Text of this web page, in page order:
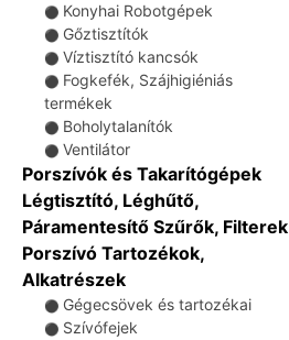
⚫ Konyhai Robotgépek
⚫ Gőztisztítók
⚫ Víztisztító kancsók
⚫ Fogkefék, Szájhigiéniás
termékek
⚫ Boholytalanítók
⚫ Ventilátor
Porszívók és Takarítógépek
Légtisztító, Léghűtő,
Páramentesítő Szűrők, Filterek
Porszívó Tartozékok,
Alkatrészek
⚫ Gégecsövek és tartozékai
⚫ Szívófejek